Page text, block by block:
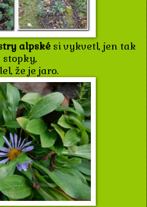
alpské si vykvetl, jen tak
stopky,
že je jaro.